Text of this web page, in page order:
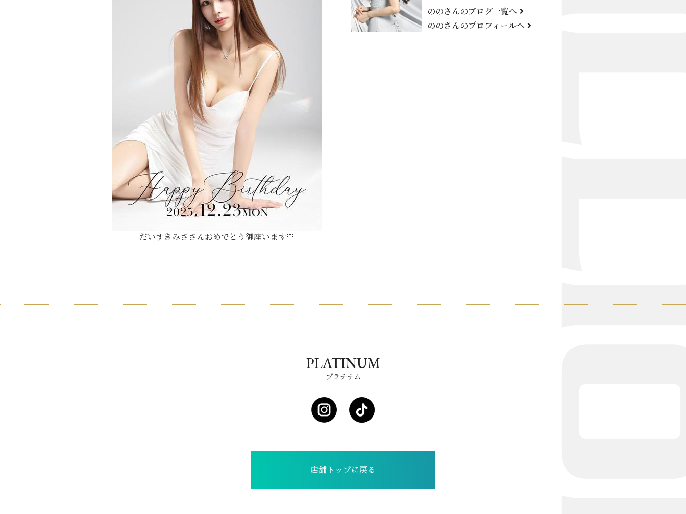
KARMA
だいすきみささんおめでとう御座います🤍
ののさんのブログ一覧へ
ののさんのプロフィールへ
PLATINUM
プラチナム
店舗トップに戻る